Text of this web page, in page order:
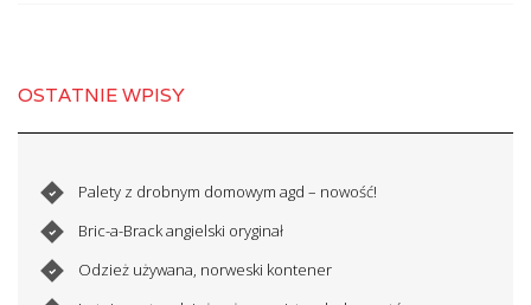
OSTATNIE WPISY
Palety z drobnym domowym agd – nowość!
Bric-a-Brack angielski oryginał
Odzież używana, norweski kontener